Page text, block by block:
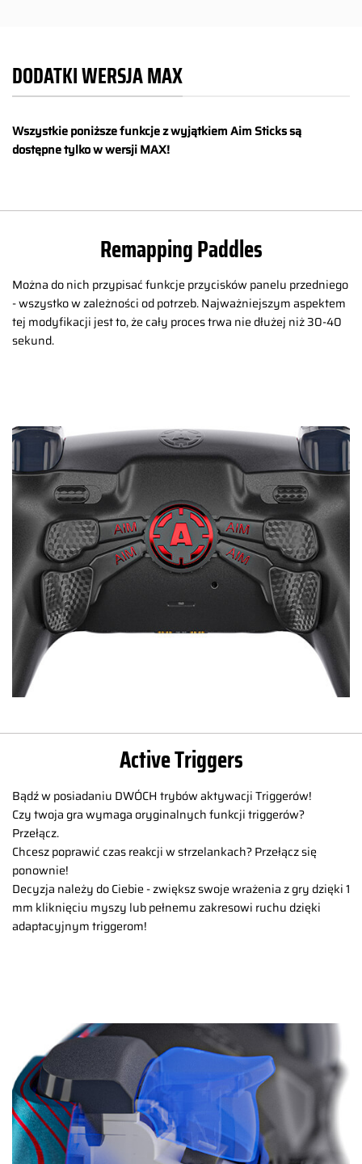
DODATKI WERSJA MAX
Wszystkie poniższe funkcje z wyjątkiem Aim Sticks są
dostępne tylko w wersji MAX!
Remapping Paddles
Można do nich przypisać funkcje przycisków panelu przedniego
- wszystko w zależności od potrzeb. Najważniejszym aspektem
tej modyfikacji jest to, że cały proces trwa nie dłużej niż 30-40
sekund.
Active Triggers
Bądź w posiadaniu DWÓCH trybów aktywacji Triggerów!
Czy twoja gra wymaga oryginalnych funkcji triggerów?
Przełącz.
Chcesz poprawić czas reakcji w strzelankach? Przełącz się
ponownie!
Decyzja należy do Ciebie - zwiększ swoje wrażenia z gry dzięki 1
mm kliknięciu myszy lub pełnemu zakresowi ruchu dzięki
adaptacyjnym triggerom!